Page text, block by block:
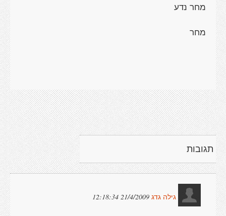
מחר נדע
מחר
תגובות
גילה גדג 21/4/2009 12:18:34